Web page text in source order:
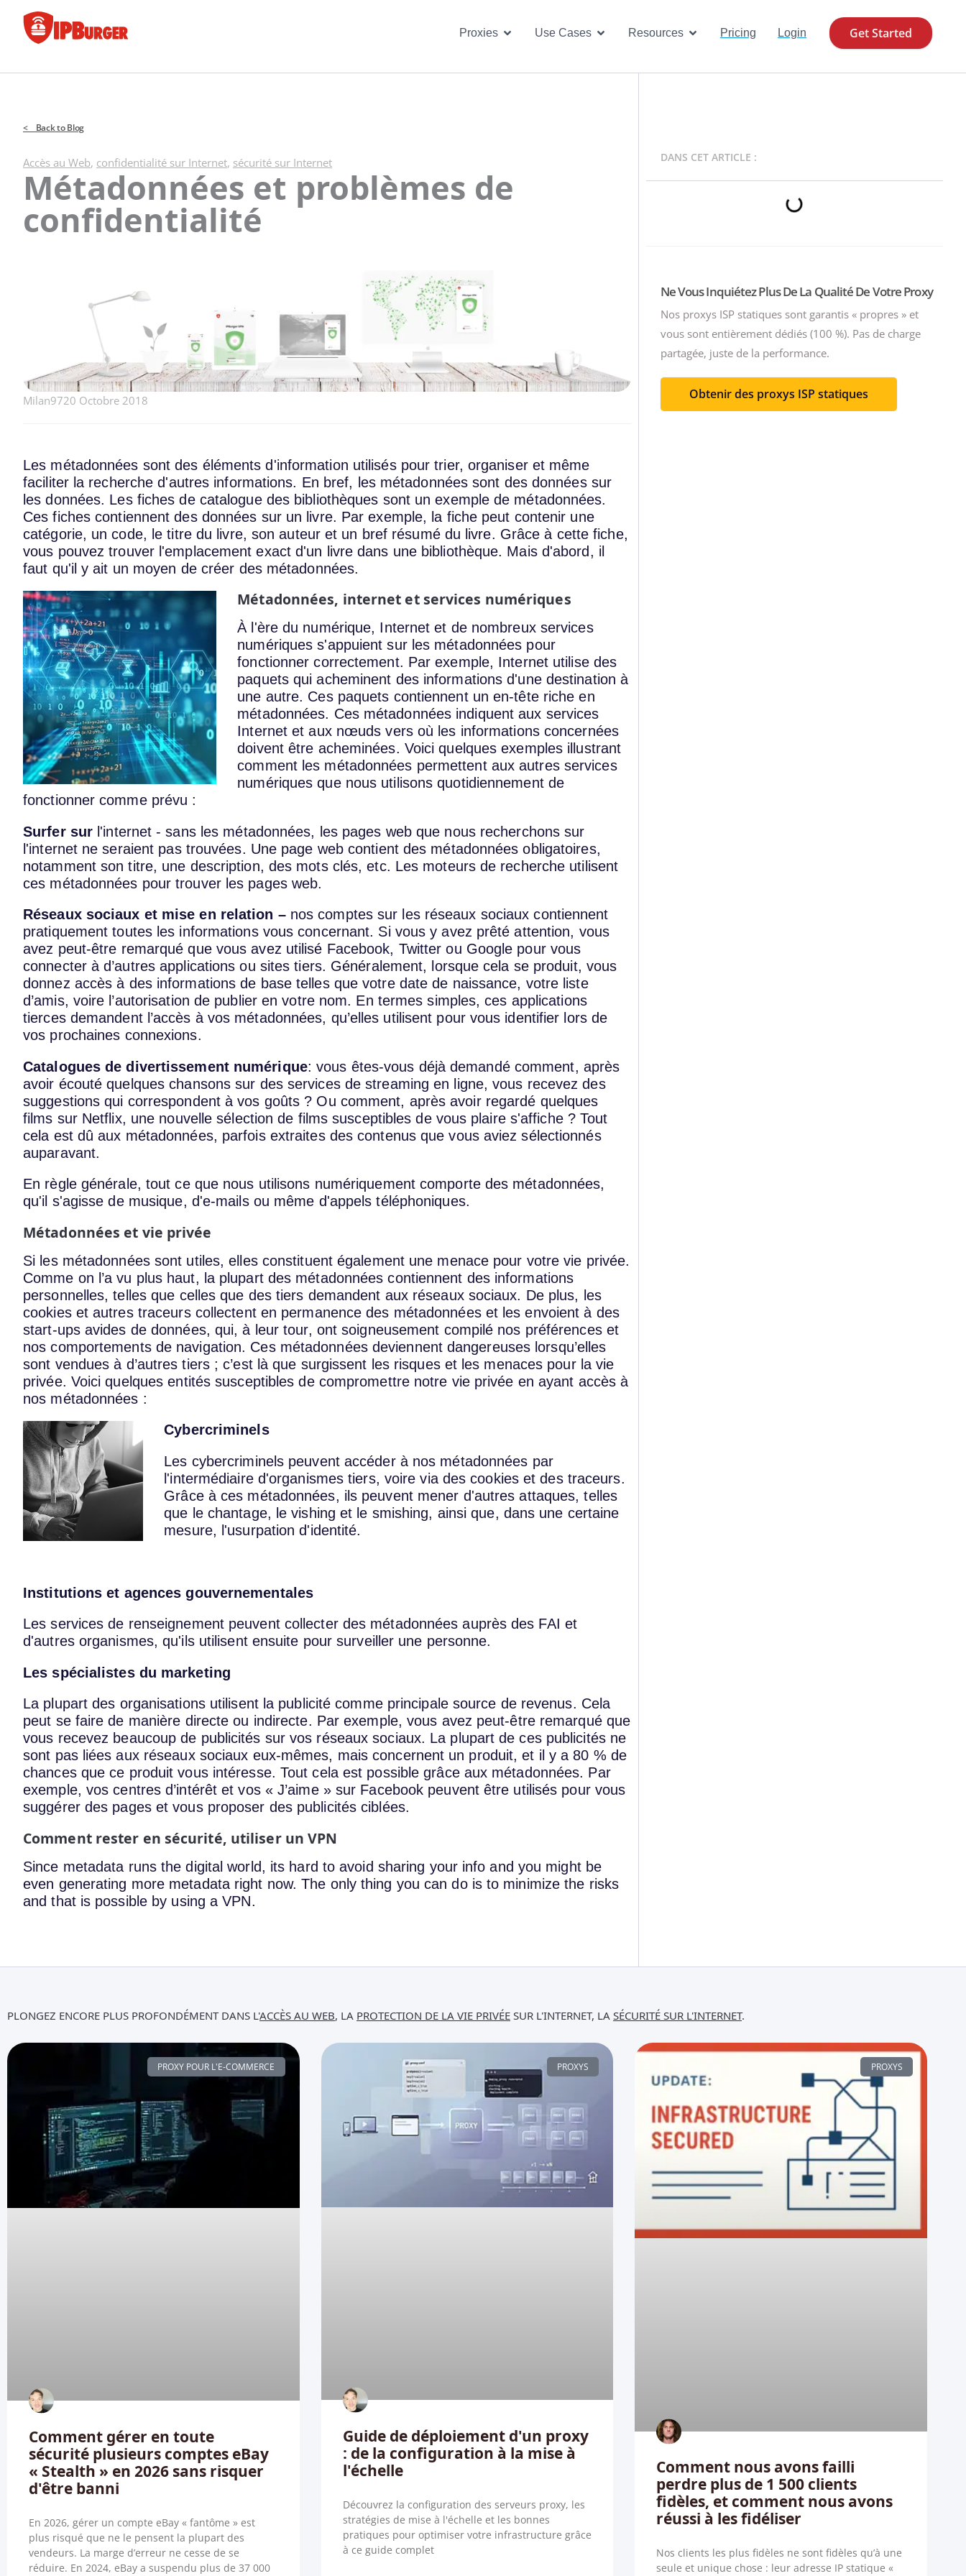
contenu
Proxies Open Proxies
Use Cases Open Use Cases
Resources Open Resources
Pricing Login Get Started
< Back to Blog
Accès au Web, confidentialité sur Internet, sécurité sur Internet
Métadonnées et problèmes de
confidentialité
Milan9720 Octobre 2018
Les métadonnées sont des éléments d'information utilisés pour trier, organiser et même
faciliter la recherche d'autres informations. En bref, les métadonnées sont des données sur
les données. Les fiches de catalogue des bibliothèques sont un exemple de métadonnées.
Ces fiches contiennent des données sur un livre. Par exemple, la fiche peut contenir une
catégorie, un code, le titre du livre, son auteur et un bref résumé du livre. Grâce à cette fiche,
vous pouvez trouver l'emplacement exact d'un livre dans une bibliothèque. Mais d'abord, il
faut qu'il y ait un moyen de créer des métadonnées.
Métadonnées, internet et services numériques
À l'ère du numérique, Internet et de nombreux services
numériques s'appuient sur les métadonnées pour
fonctionner correctement. Par exemple, Internet utilise des
paquets qui acheminent des informations d'une destination à
une autre. Ces paquets contiennent un en-tête riche en
métadonnées. Ces métadonnées indiquent aux services
Internet et aux nœuds vers où les informations concernées
doivent être acheminées. Voici quelques exemples illustrant
comment les métadonnées permettent aux autres services
numériques que nous utilisons quotidiennement de
fonctionner comme prévu :
Surfer sur l'internet - sans les métadonnées, les pages web que nous recherchons sur
l'internet ne seraient pas trouvées. Une page web contient des métadonnées obligatoires,
notamment son titre, une description, des mots clés, etc. Les moteurs de recherche utilisent
ces métadonnées pour trouver les pages web.
Réseaux sociaux et mise en relation – nos comptes sur les réseaux sociaux contiennent
pratiquement toutes les informations vous concernant. Si vous y avez prêté attention, vous
avez peut-être remarqué que vous avez utilisé Facebook, Twitter ou Google pour vous
connecter à d’autres applications ou sites tiers. Généralement, lorsque cela se produit, vous
donnez accès à des informations de base telles que votre date de naissance, votre liste
d’amis, voire l’autorisation de publier en votre nom. En termes simples, ces applications
tierces demandent l’accès à vos métadonnées, qu’elles utilisent pour vous identifier lors de
vos prochaines connexions.
Catalogues de divertissement numérique: vous êtes-vous déjà demandé comment, après
avoir écouté quelques chansons sur des services de streaming en ligne, vous recevez des
suggestions qui correspondent à vos goûts ? Ou comment, après avoir regardé quelques
films sur Netflix, une nouvelle sélection de films susceptibles de vous plaire s'affiche ? Tout
cela est dû aux métadonnées, parfois extraites des contenus que vous aviez sélectionnés
auparavant.
En règle générale, tout ce que nous utilisons numériquement comporte des métadonnées,
qu'il s'agisse de musique, d'e-mails ou même d'appels téléphoniques.
Métadonnées et vie privée
Si les métadonnées sont utiles, elles constituent également une menace pour votre vie privée.
Comme on l’a vu plus haut, la plupart des métadonnées contiennent des informations
personnelles, telles que celles que des tiers demandent aux réseaux sociaux. De plus, les
cookies et autres traceurs collectent en permanence des métadonnées et les envoient à des
start-ups avides de données, qui, à leur tour, ont soigneusement compilé nos préférences et
nos comportements de navigation. Ces métadonnées deviennent dangereuses lorsqu’elles
sont vendues à d’autres tiers ; c’est là que surgissent les risques et les menaces pour la vie
privée. Voici quelques entités susceptibles de compromettre notre vie privée en ayant accès à
nos métadonnées :
Cybercriminels
Les cybercriminels peuvent accéder à nos métadonnées par
l'intermédiaire d'organismes tiers, voire via des cookies et des traceurs.
Grâce à ces métadonnées, ils peuvent mener d'autres attaques, telles
que le chantage, le vishing et le smishing, ainsi que, dans une certaine
mesure, l'usurpation d'identité.
Institutions et agences gouvernementales
Les services de renseignement peuvent collecter des métadonnées auprès des FAI et
d'autres organismes, qu'ils utilisent ensuite pour surveiller une personne.
Les spécialistes du marketing
La plupart des organisations utilisent la publicité comme principale source de revenus. Cela
peut se faire de manière directe ou indirecte. Par exemple, vous avez peut-être remarqué que
vous recevez beaucoup de publicités sur vos réseaux sociaux. La plupart de ces publicités ne
sont pas liées aux réseaux sociaux eux-mêmes, mais concernent un produit, et il y a 80 % de
chances que ce produit vous intéresse. Tout cela est possible grâce aux métadonnées. Par
exemple, vos centres d’intérêt et vos « J’aime » sur Facebook peuvent être utilisés pour vous
suggérer des pages et vous proposer des publicités ciblées.
Comment rester en sécurité, utiliser un VPN
Since metadata runs the digital world, its hard to avoid sharing your info and you might be
even generating more metadata right now. The only thing you can do is to minimize the risks
and that is possible by using a VPN.
DANS CET ARTICLE :
Ne Vous Inquiétez Plus De La Qualité De Votre Proxy
Nos proxys ISP statiques sont garantis « propres » et
vous sont entièrement dédiés (100 %). Pas de charge
partagée, juste de la performance.
Obtenir des proxys ISP statiques
PLONGEZ ENCORE PLUS PROFONDÉMENT DANS L'ACCÈS AU WEB, LA PROTECTION DE LA VIE PRIVÉE SUR L'INTERNET, LA SÉCURITÉ SUR L'INTERNET.
PROXY POUR L'E-COMMERCE
Comment gérer en toute
sécurité plusieurs comptes eBay
« Stealth » en 2026 sans risquer
d'être banni
En 2026, gérer un compte eBay « fantôme » est
plus risqué que ne le pensent la plupart des
vendeurs. La marge d’erreur ne cesse de se
réduire. En 2024, eBay a suspendu plus de 37 000
PROXYS
Guide de déploiement d'un proxy
: de la configuration à la mise à
l'échelle
Découvrez la configuration des serveurs proxy, les
stratégies de mise à l'échelle et les bonnes
pratiques pour optimiser votre infrastructure grâce
à ce guide complet
PROXYS
Comment nous avons failli
perdre plus de 1 500 clients
fidèles, et comment nous avons
réussi à les fidéliser
Nos clients les plus fidèles ne sont fidèles qu’à une
seule et unique chose : leur adresse IP statique «